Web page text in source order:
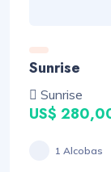
Sunrise
Sunrise
US$
1 Alcobas